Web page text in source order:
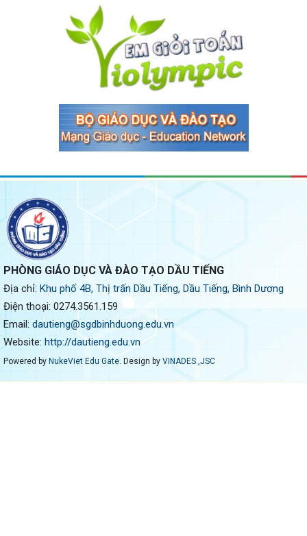
PHÒNG GIÁO DỤC VÀ ĐÀO TẠO DẦU TIẾNG
Địa chỉ: Khu phố 4B, Thị trấn Dầu Tiếng, Dầu Tiếng, Bình Dương
Điện thoại: 0274.3561.159
Email: dautieng@sgdbinhduong.edu.vn
Website: http://dautieng.edu.vn
Powered by NukeViet Edu Gate. Design by VINADES.,JSC